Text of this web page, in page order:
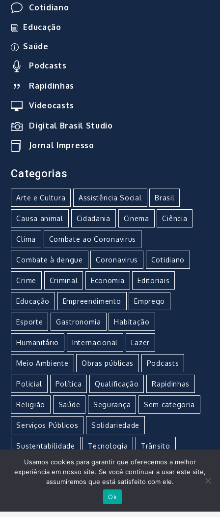
Cotidiano
Educação
Saúde
Podcasts
Rapidinhas
Videocasts
Digital Brasil Studio
Jornal Impresso
Categorias
Arte e Cultura Assistência Social Brasil
Causa animal Cidadania Cinema Ciência
Clima Combate ao Coronavirus
Combate à dengue Coronavirus Cotidiano
Crime Criminal Economia Editoriais
Educação Empreendimento Emprego
Esporte Gastronomia Habitação
Humanitário Internacional Lazer
Meio Ambiente Obras públicas Podcasts
Policial Política Qualificação Rapidinhas
Religião Saúde Segurança Sem categoria
Serviços Públicos Solidariedade
Sustentabilidade Tecnologia Trânsito
Turismo Urgente Vacina Violência
Usamos cookies para garantir que oferecemos a melhor
experiência em nosso site. Se você continuar a usar este site,
assumiremos que está satisfeito com ele.
Ok